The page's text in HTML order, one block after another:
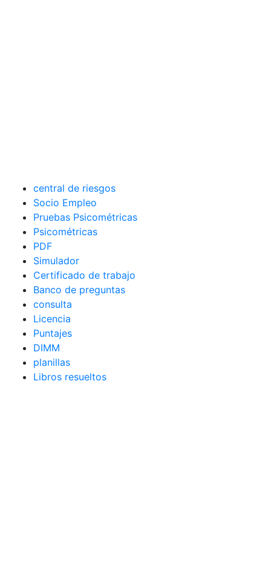
central de riesgos
Socio Empleo
Pruebas Psicométricas
Psicométricas
PDF
Simulador
Certificado de trabajo
Banco de preguntas
consulta
Licencia
Puntajes
DIMM
planillas
Libros resueltos